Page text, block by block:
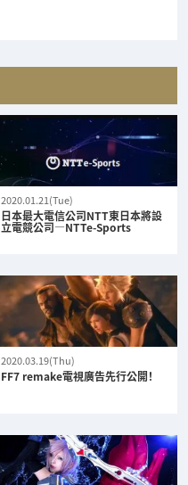
2020.01.21(Tue)
日本最大電信公司NTT東日本將設
立電競公司—NTTe-Sports
2020.03.19(Thu)
FF7 remake電視廣告先行公開！